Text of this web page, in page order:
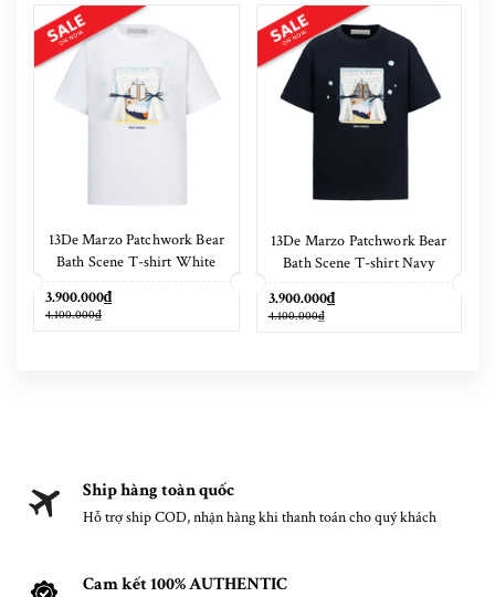
13De Marzo Patchwork Bear
Bath Scene T-shirt White
3.900.000₫
4.100.000₫
13De Marzo Patchwork Bear
Bath Scene T-shirt Navy
3.900.000₫
4.100.000₫
Ship hàng toàn quốc
Hỗ trợ ship COD, nhận hàng khi thanh toán cho quý khách
Cam kết 100% AUTHENTIC